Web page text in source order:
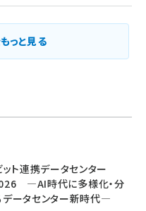
っと見る
ット連携データセンター
―AI時代に多様化・分
ータセンター新時代―